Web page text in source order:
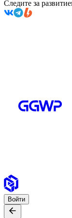
Следите за
Войти